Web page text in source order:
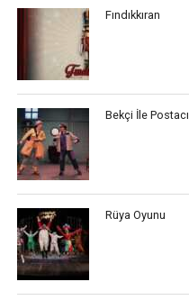
Fındıkkıran
Bekçi İle Postacı
Rüya Oyunu